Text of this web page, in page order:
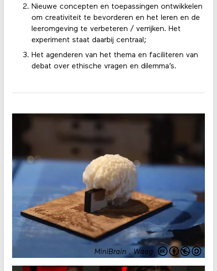
Nieuwe concepten en toepassingen ontwikkelen
om creativiteit te bevorderen en het leren en de
leeromgeving te verbeteren / verrijken. Het
experiment staat daarbij centraal;
Het agenderen van het thema en faciliteren van
debat over ethische vragen en dilemma’s.
MiniBrain .Waag